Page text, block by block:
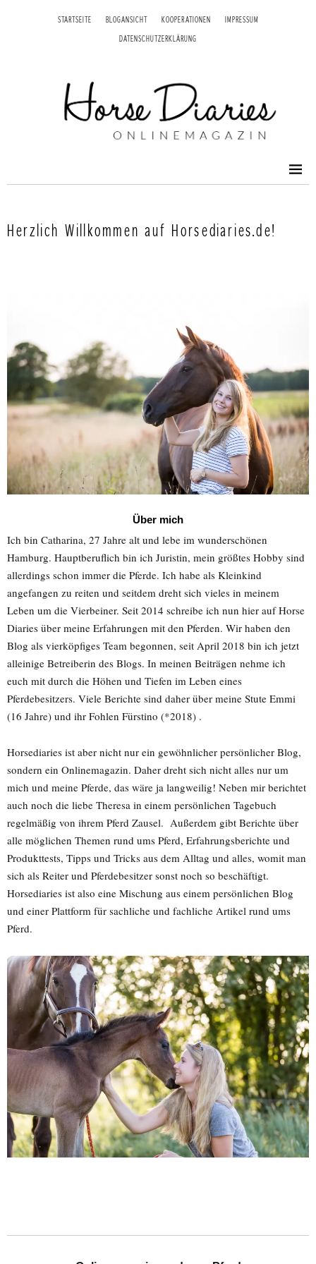
STARTSEITE BLOGANSICHT KOOPERATIONEN IMPRESSUM
DATENSCHUTZERKLÄRUNG
Herzlich Willkommen auf Horsediaries.de!
Über mich
Ich bin Catharina, 27 Jahre alt und lebe im wunderschönen
Hamburg. Hauptberuflich bin ich Juristin, mein größtes Hobby sind
allerdings schon immer die Pferde. Ich habe als Kleinkind
angefangen zu reiten und seitdem dreht sich vieles in meinem
Leben um die Vierbeiner. Seit 2014 schreibe ich nun hier auf Horse
Diaries über meine Erfahrungen mit den Pferden. Wir haben den
Blog als vierköpfiges Team begonnen, seit April 2018 bin ich jetzt
alleinige Betreiberin des Blogs. In meinen Beiträgen nehme ich
euch mit durch die Höhen und Tiefen im Leben eines
Pferdebesitzers. Viele Berichte sind daher über meine Stute Emmi
(16 Jahre) und ihr Fohlen Fürstino (*2018) .
Horsediaries ist aber nicht nur ein gewöhnlicher persönlicher Blog,
sondern ein Onlinemagazin. Daher dreht sich nicht alles nur um
mich und meine Pferde, das wäre ja langweilig! Neben mir berichtet
auch noch die liebe Theresa in einem persönlichen Tagebuch
regelmäßig von ihrem Pferd Zausel. Außerdem gibt Berichte über
alle möglichen Themen rund ums Pferd, Erfahrungsberichte und
Produkttests, Tipps und Tricks aus dem Alltag und alles, womit man
sich als Reiter und Pferdebesitzer sonst noch so beschäftigt.
Horsediaries ist also eine Mischung aus einem persönlichen Blog
und einer Plattform für sachliche und fachliche Artikel rund ums
Pferd.